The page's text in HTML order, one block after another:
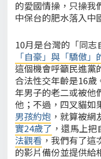
的愛國情操，只操我
中保台的肥水落入中
10月是台灣的「同
「自豪」與「驕傲」
這個機會呼籲民進黨
合法性交年齡是16
年男子的老二或被他
他；不過，四叉貓如
男孩約炮 ，就算被網
實24歲了 ，還馬上把
法觀看，我們有了這
的影片備份並提供給